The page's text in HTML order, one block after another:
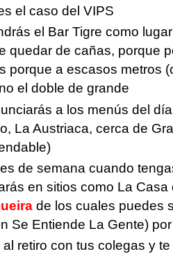
el caso del VIPS
el Bar Tigre como
quedar de cañas, porque
porque a escasos metros
el doble de grande
a los menús del
La Austriaca, cerca de
de semana cuando
en sitios como La
de los cuales puedes
Se Entiende La Gente)
al retiro con tus colegas y